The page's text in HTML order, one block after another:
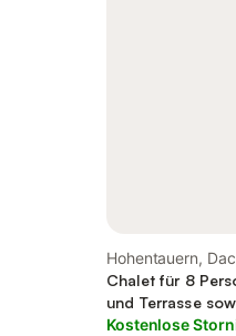
Hohentauern,
Chalet für 8
und Terrasse
Kostenlose